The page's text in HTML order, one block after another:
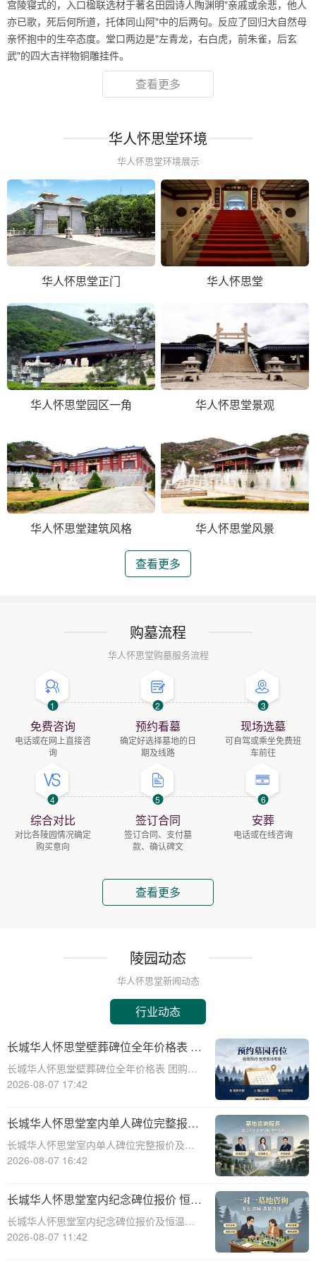
宫陵寝式的，入口楹联选材于著名田园诗人陶渊明"亲戚或余悲，他人
亦已歌，死后何所道，托体同山阿"中的后两句。反应了回归大自然母
亲怀抱中的生卒态度。堂口两边是"左青龙，右白虎，前朱雀，后玄
武"的四大吉祥物铜雕挂件。
查看更多
华人怀思堂环境
华人怀思堂环境展示
华人怀思堂正门 华人怀思堂
华人怀思堂园区一角 华人怀思堂景观
华人怀思堂建筑风格 华人怀思堂风景
查看更多
购墓流程
华人怀思堂购墓服务流程
1
免费咨询
电话或在网上直接咨
询
2
预约看墓
确定好选择墓地的日
期及线路
3
现场选墓
可自驾或乘坐免费班
车前往
4
综合对比
对比各陵园情况确定
购买意向
5
签订合同
签订合同、支付墓
款、确认碑文
6
安葬
电话或在线咨询
查看更多
陵园动态
华人怀思堂新闻动态
行业动态
长城华人怀思堂壁葬碑位全年价格表 团
购享专属折扣福利详解
长城华人怀思堂壁葬碑位全年价格表 团购享
专属折扣福利详解☎ 华人怀思堂电话:400-
化，越来越多的人开始选择壁葬作为一种环
保、节约土地的殡葬方式。长城华人
2026-08-07 17:42
长城华人怀思堂室内单人碑位完整报价
追思厅使用费用减免详解
长城华人怀思堂室内单人碑位完整报价及追
思厅使用费用减免详解☎ 华人怀思堂电
生活水平的提高，对身后事的安排越来越注
重仪式感和个性化。长城华人怀思堂
2026-08-07 16:42
长城华人怀思堂室内纪念碑位报价 恒温
寄存配套同步减免详解
长城华人怀思堂室内纪念碑位报价及恒温寄
存配套同步减免详解☎ 华人怀思堂电话:400-
2026-08-07 11:42